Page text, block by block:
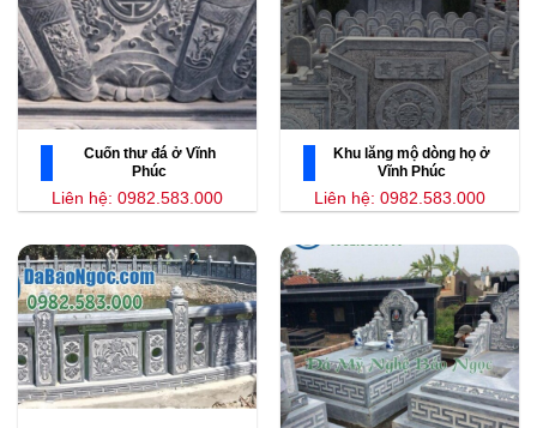
Cuốn thư đá ở Vĩnh
Phúc
Liên hệ: 0982.583.000
Khu lăng mộ dòng họ ở
Vĩnh Phúc
Liên hệ: 0982.583.000